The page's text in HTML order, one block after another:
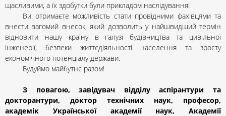
щасливими, а їх здобутки були прикладом наслідування!
Ви отримаєте можливість стати провідними фахівцями та
внести вагомий внесок, який дозволить у найшвидший термін
відновити нашу країну в галузі будівництва та цивільної
інженерії, безпеки життєдіяльності населення та зросту
економічного потенціалу держави.
Будуймо майбутнє разом!
З повагою, завідувач відділу аспірантури та
докторантури, доктор технічних наук, професор,
академік Української академії наук, Академії